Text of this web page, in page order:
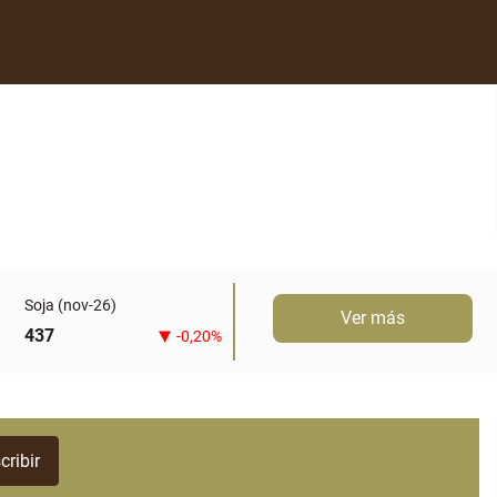
Soja (nov-26)
437 -0,20%
Ver más